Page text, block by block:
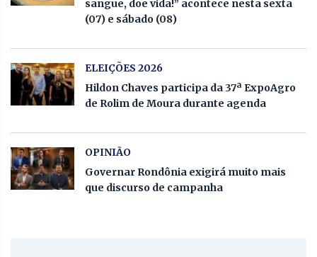
sangue, doe vida!” acontece nesta sexta
(07) e sábado (08)
ELEIÇÕES 2026
Hildon Chaves participa da 37ª ExpoAgro
de Rolim de Moura durante agenda
OPINIÃO
Governar Rondônia exigirá muito mais
que discurso de campanha